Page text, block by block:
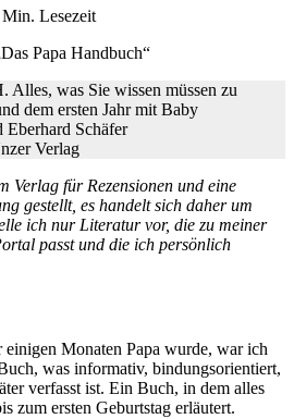
Min. Lesezeit
was Sie wissen müssen zu
dem ersten Jahr mit Baby
Schäfer
Verlag
Verlag für Rezensionen und eine
gestellt, es handelt sich daher um
ich nur Literatur vor, die zu meiner
passt und die ich persönlich
Monaten Papa wurde, war ich
was informativ, bindungsorientiert,
verfasst ist. Ein Buch, in dem alles
zum ersten Geburtstag erläutert.